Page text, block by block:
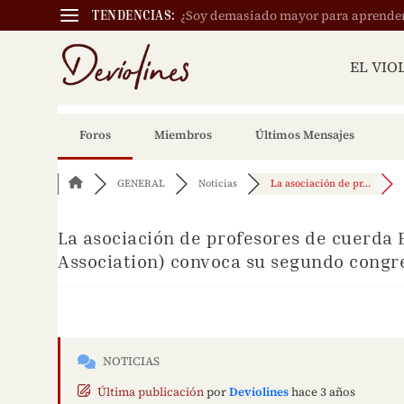
TENDENCIAS: ¿Soy demasiado mayor para
EL
Foros Miembros Últimos Mensajes
GENERAL Noticias La asociación de pr...
La asociación de profesores de cuerda
Association) convoca su segundo
NOTICIAS
Última publicación por Deviolines hace 3 años